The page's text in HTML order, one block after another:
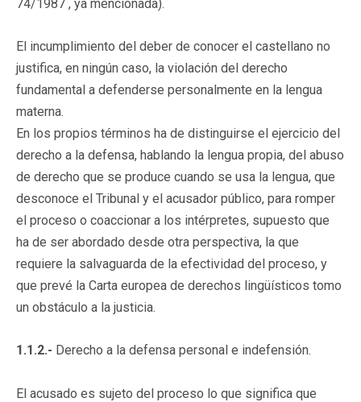
74/1987 , ya mencionada).
El incumplimiento del deber de conocer el castellano no
justifica, en ningún caso, la violación del derecho
fundamental a defenderse personalmente en la lengua
materna.
En los propios términos ha de distinguirse el ejercicio del
derecho a la defensa, hablando la lengua propia, del abuso
de derecho que se produce cuando se usa la lengua, que
desconoce el Tribunal y el acusador público, para romper
el proceso o coaccionar a los intérpretes, supuesto que
ha de ser abordado desde otra perspectiva, la que
requiere la salvaguarda de la efectividad del proceso, y
que prevé la Carta europea de derechos lingüísticos tomo
un obstáculo a la justicia.
1.1.2.- Derecho a la defensa personal e indefensión.
El acusado es sujeto del proceso lo que significa que